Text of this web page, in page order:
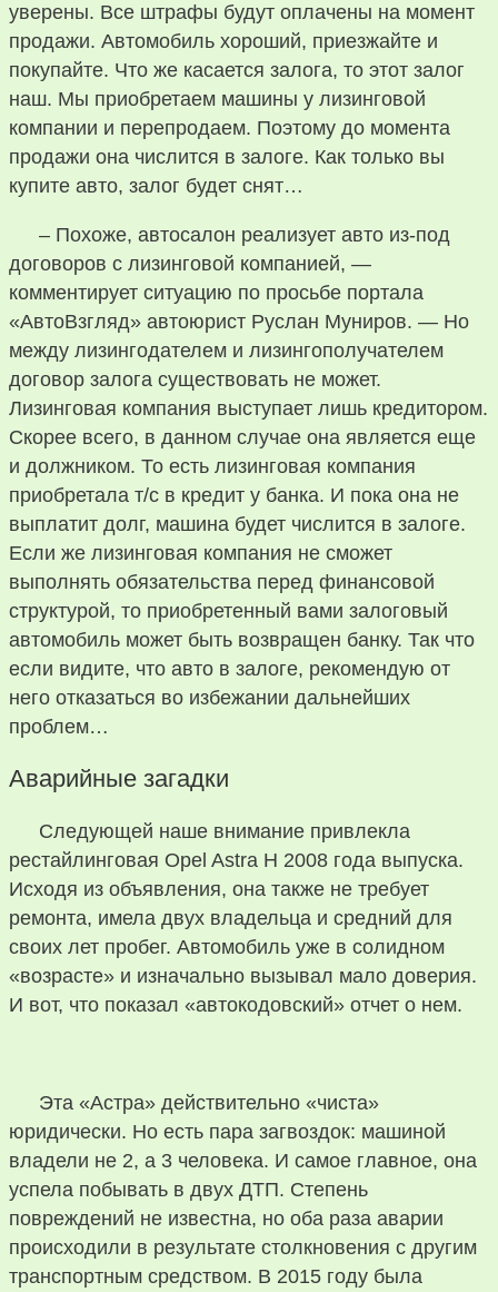
уверены. Все штрафы будут оплачены на момент
продажи. Автомобиль хороший, приезжайте и
покупайте. Что же касается залога, то этот залог
наш. Мы приобретаем машины у лизинговой
компании и перепродаем. Поэтому до момента
продажи она числится в залоге. Как только вы
купите авто, залог будет снят…
– Похоже, автосалон реализует авто из-под
договоров с лизинговой компанией, —
комментирует ситуацию по просьбе портала
«АвтоВзгляд» автоюрист Руслан Муниров. — Но
между лизингодателем и лизингополучателем
договор залога существовать не может.
Лизинговая компания выступает лишь кредитором.
Скорее всего, в данном случае она является еще
и должником. То есть лизинговая компания
приобретала т/с в кредит у банка. И пока она не
выплатит долг, машина будет числится в залоге.
Если же лизинговая компания не сможет
выполнять обязательства перед финансовой
структурой, то приобретенный вами залоговый
автомобиль может быть возвращен банку. Так что
если видите, что авто в залоге, рекомендую от
него отказаться во избежании дальнейших
проблем…
Аварийные загадки
Следующей наше внимание привлекла
рестайлинговая Opel Astra Н 2008 года выпуска.
Исходя из объявления, она также не требует
ремонта, имела двух владельца и средний для
своих лет пробег. Автомобиль уже в солидном
«возрасте» и изначально вызывал мало доверия.
И вот, что показал «автокодовский» отчет о нем.
Эта «Астра» действительно «чиста»
юридически. Но есть пара загвоздок: машиной
владели не 2, а 3 человека. И самое главное, она
успела побывать в двух ДТП. Степень
повреждений не известна, но оба раза аварии
происходили в результате столкновения с другим
транспортным средством. В 2015 году была